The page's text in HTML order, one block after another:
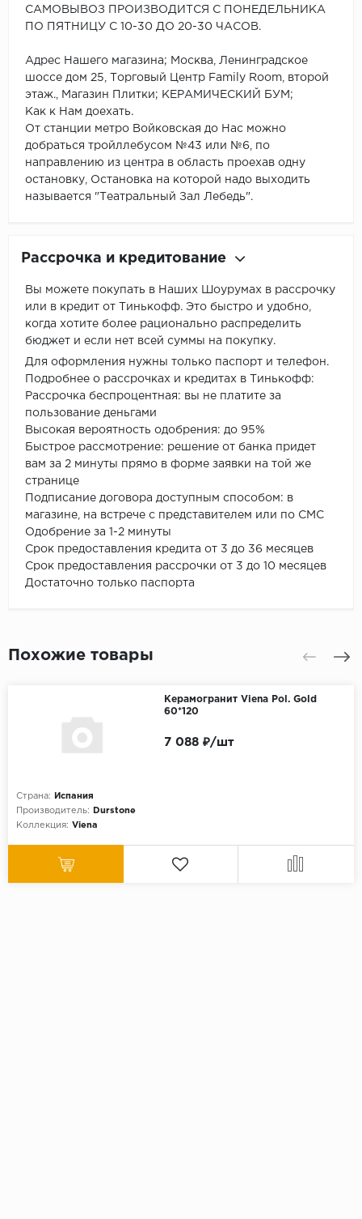
САМОВЫВОЗ ПРОИЗВОДИТСЯ С ПОНЕДЕЛЬНИКА
ПО ПЯТНИЦУ С 10-30 ДО 20-30 ЧАСОВ.
Адрес Нашего магазина; Москва, Ленинградское
шоссе дом 25, Торговый Центр Family Room, второй
этаж., Магазин Плитки; КЕРАМИЧЕСКИЙ БУМ;
Как к Нам доехать.
От станции метро Войковская до Нас можно
добраться тройллебусом №43 или №6, по
направлению из центра в область проехав одну
остановку, Остановка на которой надо выходить
называется "Театральный Зал Лебедь".
Рассрочка и кредитование
Вы можете покупать в Наших Шоурумах в рассрочку
или в кредит от Тинькофф. Это быстро и удобно,
когда хотите более рационально распределить
бюджет и если нет всей суммы на покупку.
Для оформления нужны только паспорт и телефон.
Подробнее о рассрочках и кредитах в Тинькофф:
Рассрочка беспроцентная: вы не платите за
пользование деньгами
Высокая вероятность одобрения: до 95%
Быстрое рассмотрение: решение от банка придет
вам за 2 минуты прямо в форме заявки на той же
странице
Подписание договора доступным способом: в
магазине, на встрече с представителем или по СМС
Одобрение за 1-2 минуты
Срок предоставления кредита от 3 до 36 месяцев
Срок предоставления рассрочки от 3 до 10 месяцев
Достаточно только паспорта
Похожие товары
Керамогранит Viena Pol. Gold
60*120
Страна:
Испания
Производитель:
Durstone
Коллекция: Viena
7 088 ₽/шт